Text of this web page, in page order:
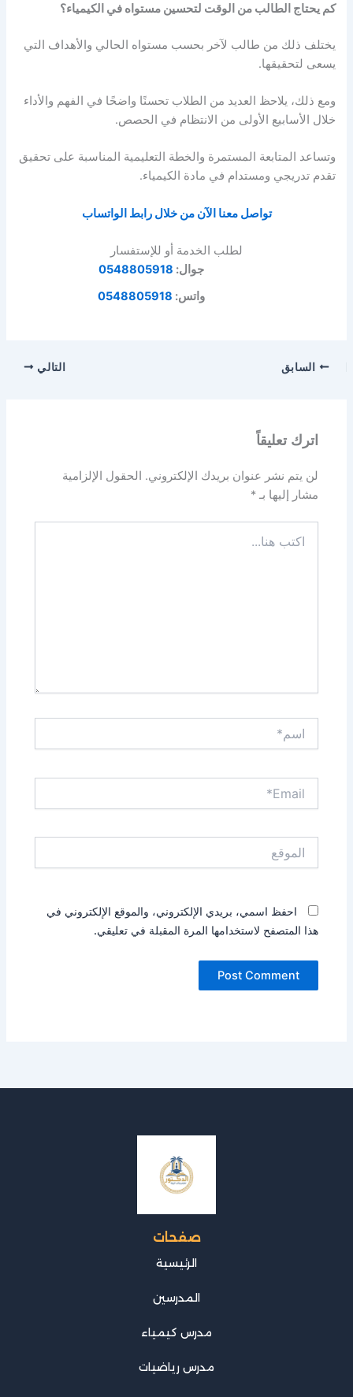
كم يحتاج الطالب من الوقت لتحسين مستواه في الكيمياء؟
يختلف ذلك من طالب لآخر بحسب مستواه الحالي والأهداف التي
يسعى لتحقيقها.
ومع ذلك، يلاحظ العديد من الطلاب تحسنًا واضحًا في الفهم والأداء
خلال الأسابيع الأولى من الانتظام في الحصص.
وتساعد المتابعة المستمرة والخطة التعليمية المناسبة على تحقيق
تقدم تدريجي ومستدام في مادة الكيمياء.
تواصل معنا الآن من خلال رابط الواتساب
لطلب الخدمة أو للإستفسار
جوال: 0548805918
واتس: 0548805918
السابق التالي
اترك تعليقاً
لن يتم نشر عنوان بريدك الإلكتروني. الحقول الإلزامية
مشار إليها بـ*
هنا...
احفظ اسمي، بريدي الإلكتروني، والموقع الإلكتروني في
هذا المتصفح لاستخدامها المرة المقبلة في تعليقي.
صفحات
الرئيسية
المدرسين
مدرس كيمياء
مدرس رياضيات